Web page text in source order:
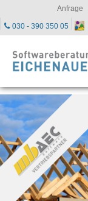
Anfrage
030 - 390 350 05